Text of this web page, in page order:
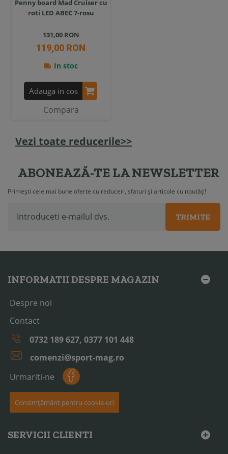
Penny board Mad Cruiser cu
roti LED ABEC 7-rosu
131,00 RON
119,00 RON
In stoc
Adauga in cos
Compara
Vezi toate reducerile>>
ABONEAZĂ-TE LA NEWSLETTER
Primești cele mai bune oferte cu reduceri, sfaturi și articole cu noutăți!
TRIMITE
INFORMATII DESPRE MAGAZIN
Despre noi
Contact
0732 189 627, 0377 101 448
comenzi@sport-mag.ro
Urmariti-ne
Consimțământ pentru cookie-uri
SERVICII CLIENTI